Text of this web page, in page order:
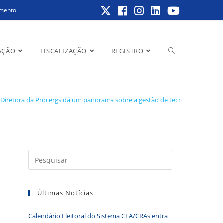
FISCALIZAÇÃO REGISTRO Alternar
pesquisa
do
tecnologia no
Diretora da Procergs dá um panorama sobre a gestão de tecnologia no
a
Últimas Notícias
Calendário Eleitoral do Sistema CFA/CRAs entra